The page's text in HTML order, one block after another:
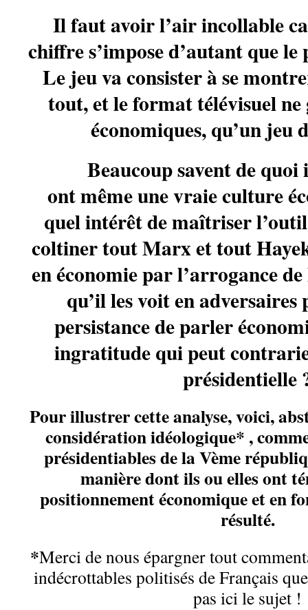
Il faut avoir l’air incollable
chiffre s’impose d’autant que
Le jeu va consister à se
tout, et le format télévisuel ne
économiques, qu’un
Beaucoup savent de quoi
ont même une vraie culture
quel intérêt de maîtriser
coltiner tout Marx et tout
en économie par l’arrogance
qu’il les voit en
persistance de parler
ingratitude qui peut
présidentielle
Pour illustrer cette analyse, voici,
considération idéologique* ,
présidentiables de la Vème
manière dont ils ou elles ont
positionnement économique et en
résulté.
*Merci de nous épargner tout
indécrottables politisés de Français
pas ici le sujet !